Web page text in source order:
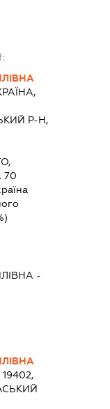
Р-Н,
70
-